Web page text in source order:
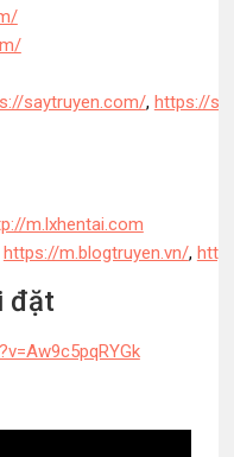
saytruyen.com/, https://
m.lxhentai.com
https://m.blogtruyen.vn/,
đặt